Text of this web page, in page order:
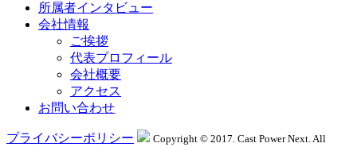
所属者インタビュー
会社情報
ご挨拶
代表プロフィール
会社概要
アクセス
お問い合わせ
プライバシーポリシー Copyright © 2017. Cast Power Next. All